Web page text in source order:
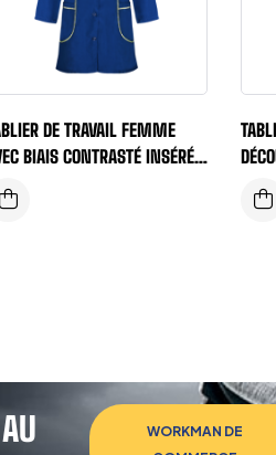
DE TRAVAIL FEMME
BIAIS CONTRASTÉ INSÉRÉ
DEVANT
WORKMAN DE